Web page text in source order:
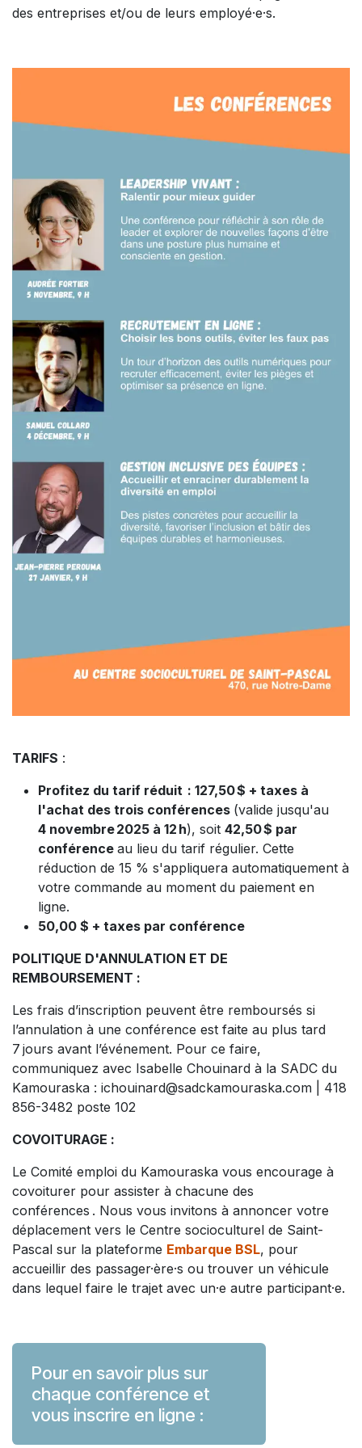
des entreprises et/ou de leurs employé·e·s.
TARIFS :
Profitez du tarif réduit : 127,50 $ + taxes à
l'achat des trois conférences (valide jusqu'au
4 novembre 2025 à 12 h), soit 42,50 $ par
conférence au lieu du tarif régulier. Cette
réduction de 15 % s'appliquera automatiquement à
votre commande au moment du paiement en
ligne.
50,00 $ + taxes par conférence
POLITIQUE D'ANNULATION ET DE
REMBOURSEMENT :
Les frais d’inscription peuvent être remboursés si
l’annulation à une conférence est faite au plus tard
7 jours avant l’événement. Pour ce faire,
communiquez avec Isabelle Chouinard à la SADC du
Kamouraska : ichouinard@sadckamouraska.com | 418
856-3482 poste 102
COVOITURAGE :
Le Comité emploi du Kamouraska vous encourage à
covoiturer pour assister à chacune des
conférences . Nous vous invitons à annoncer votre
déplacement vers le Centre socioculturel de Saint-
Pascal sur la plateforme Embarque BSL, pour
accueillir des passager·ère·s ou trouver un véhicule
dans lequel faire le trajet avec un·e autre participant·e.
Pour en savoir plus sur
chaque conférence et
vous inscrire en ligne :